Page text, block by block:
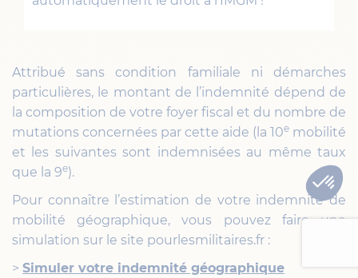
Attribué sans condition familiale ni démarches
particulières, le montant de l’indemnité dépend de
la composition de votre foyer fiscal et du nombre de
mutations concernées par cette aide (la 10e mobilité
et les suivantes sont indemnisées au même taux
que la 9e).
Pour connaître l’estimation de votre indemnité de
mobilité géographique, vous pouvez faire une
simulation sur le site pourlesmilitaires.fr :
> Simuler votre indemnité géographique